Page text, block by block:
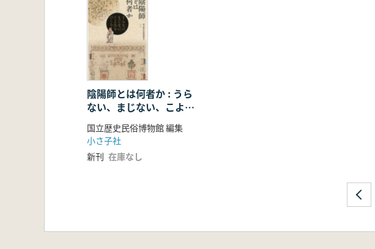
陰陽師とは何者か : うら
ない、まじない、こよみ
をつくる
国立歴史民俗博物館 編集
小さ子社
新刊 在庫なし